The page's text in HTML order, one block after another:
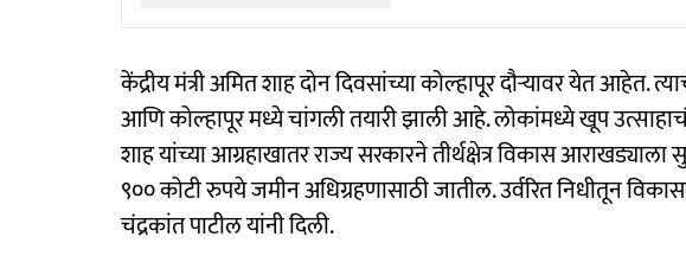
केंद्रीय मंत्री अमित शाह दोन दिवसांच्या कोल्हापूर दौऱ्यावर येत आहेत.
आणि कोल्हापूर मध्ये चांगली तयारी झाली आहे. लोकांमध्ये खूप
शाह यांच्या आग्रहाखातर राज्य सरकारने तीर्थक्षेत्र विकास आराखड्याला
९०० कोटी रुपये जमीन अधिग्रहणासाठी जातील. उर्वरित निधीतून
चंद्रकांत पाटील यांनी दिली.